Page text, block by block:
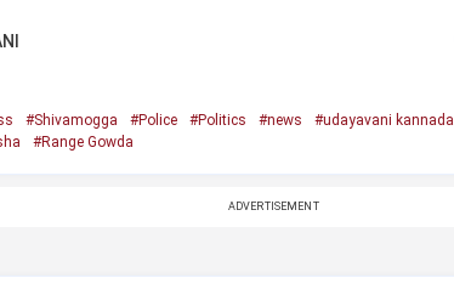
#Shivamogga #Police #Politics #news #udayavani kannada
#Range Gowda
ADVERTISEMENT